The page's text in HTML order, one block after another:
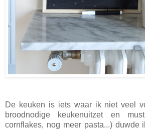
De keuken is iets waar ik niet veel
broodnodige keukenuitzet en
cornflakes, nog meer pasta...) duwde